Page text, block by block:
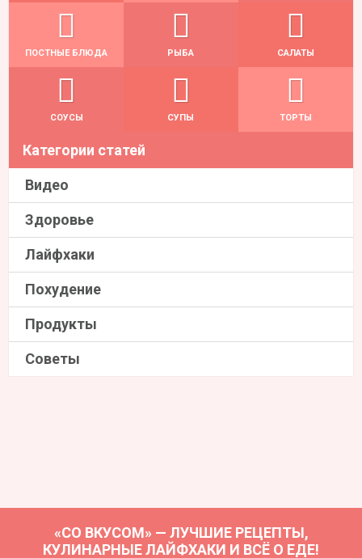
ПОСТНЫЕ БЛЮДА РЫБА САЛАТЫ
СОУСЫ СУПЫ ТОРТЫ
Категории статей
Видео
Здоровье
Лайфхаки
Похудение
Продукты
Советы
«СО ВКУСОМ» — ЛУЧШИЕ РЕЦЕПТЫ,
КУЛИНАРНЫЕ ЛАЙФХАКИ И ВСЁ О ЕДЕ!